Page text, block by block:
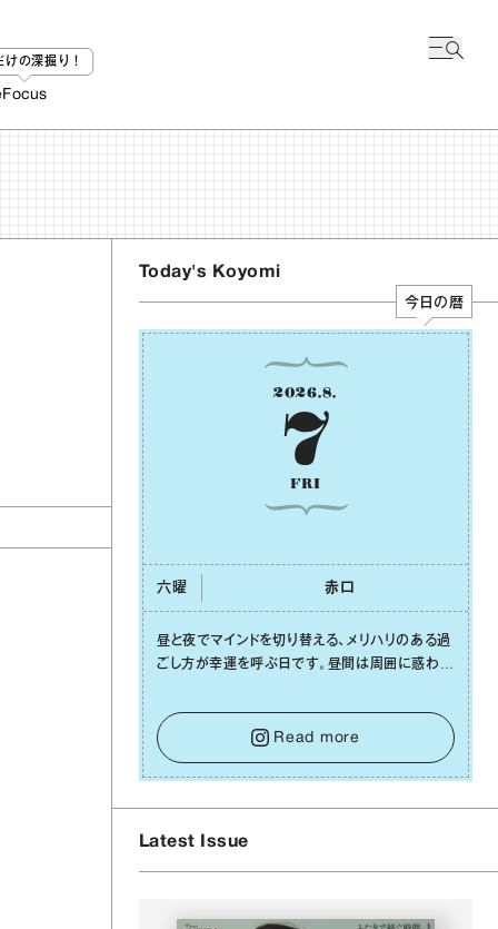
けの深掘り！
Focus
Today's Koyomi
今日の暦
2026.8.
7
FRI
六曜 ⾚⼝
昼と夜でマインドを切り替える、メリハリのある過
ごし⽅が幸運を呼ぶ⽇です。昼間は周囲に惑わさ
をキープして。そして夜は、疲れや寂しさから⽢
い⾔葉に流されないよう、⼼にしっかりブレーキ
をかけること。この意識の切り替えが、あなたに
確かな安⼼感をもたらすはずです。
Read more
Latest Issue